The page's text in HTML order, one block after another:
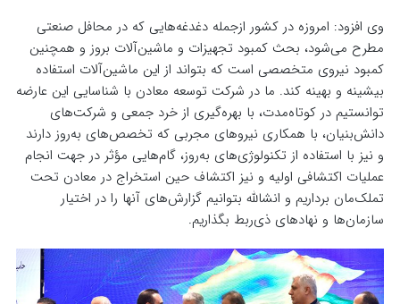
وی افزود: امروزه در کشور ازجمله دغدغه‌هایی که در محافل صنعتی
مطرح می‌شود، بحث کمبود تجهیزات و ماشین‌آلات بروز و همچنین
کمبود نیروی متخصصی است که بتواند از این ماشین‌آلات استفاده
بیشینه و بهینه کند. ما در شرکت توسعه معادن با شناسایی این عارضه
توانستیم در کوتاه‌مدت، با بهره‌گیری از خرد جمعی و شرکت‌های
دانش‌بنیان، با همکاری نیروهای مجربی که تخصص‌های به‌روز دارند
و نیز با استفاده از تکنولوژی‌‌های به‌روز، گام‌هایی مؤثر در جهت انجام
عملیات اکتشافی اولیه و نیز اکتشاف حین استخراج در معادن تحت
تملک‌مان برداریم و انشالله بتوانیم گزارش‌های آنها را در اختیار
سازمان‌ها و نهادهای ذی‌ربط بگذاریم.